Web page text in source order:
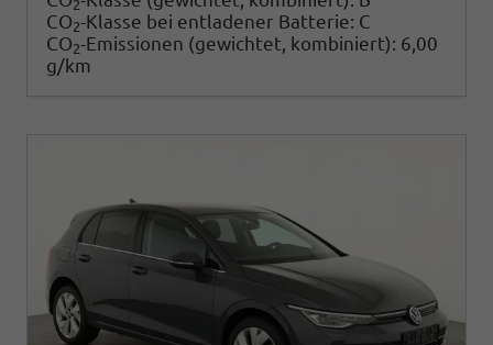
2
CO2-Klasse bei entladener Batterie: C
CO2-Emissionen (gewichtet, kombiniert): 6,00
g/km